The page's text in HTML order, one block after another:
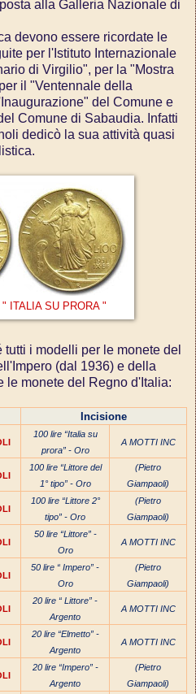
alla Galleria Nazionale di
devono essere ricordate le
per l'Istituto Internazionale
di Virgilio", per la "Mostra
il "Ventennale della
del Comune e
Comune di Sabaudia. Infatti
dedicò la sua attività quasi
ITALIA SU PRORA "
tutti i modelli per le monete del
(dal 1936) e della
monete del Regno d'Italia:
Incisione
100 lire “Italia su
prora” - Oro
A MOTTI INC
100 lire “Littore del
1° tipo” - Oro
(Pietro
Giampaoli)
100 lire “Littore 2°
tipo” - Oro
(Pietro
Giampaoli)
50 lire “Littore” -
Oro
A MOTTI INC
50 lire “ Impero” -
Oro
(Pietro
Giampaoli)
20 lire “ Littore” -
Argento
A MOTTI INC
20 lire “Elmetto” -
Argento
A MOTTI INC
20 lire “Impero” -
Argento
(Pietro
Giampaoli)